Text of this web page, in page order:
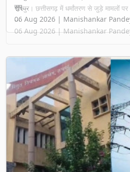
रायपुर। छत्तीसगढ़ में धर्मांतरण से जुड़े मामलों
...
06 Aug 2026 | Manishankar